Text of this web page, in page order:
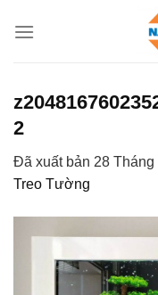
đến
2
Đã xuất bản 28 Tháng
Treo Tường